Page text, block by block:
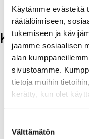
Käytämme evästeitä
räätälöimiseen,
tukemiseen ja
jaamme sosiaalisen
alan
sivustoamme.
tietoja muihin
kerätty, kun olet
valinta
Välttämätön
ammattilaisetkin
Kommentit
Kirjoita
Aihe